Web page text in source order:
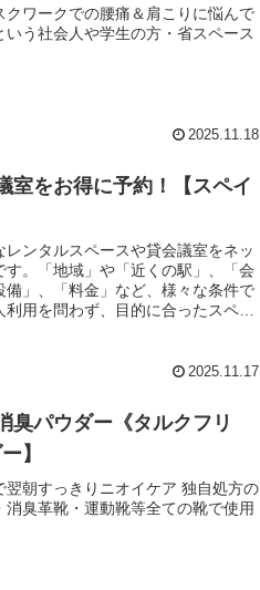
クワークでの腰痛＆肩こりに悩んで
う社会人や学生の方・省スペース
2025.11.18
室をお得に予約！【スペイ
ンタルスペースや貸会議室をネッ
す。「地域」や「近くの駅」、「会
」、「料金」など、様々な条件で
用を問わず、目的に合ったスペー
2025.11.17
臭パウダー《タルクフリ
】
朝すっきりニオイケア 独自処方の
臭革靴・運動靴等全ての靴で使用